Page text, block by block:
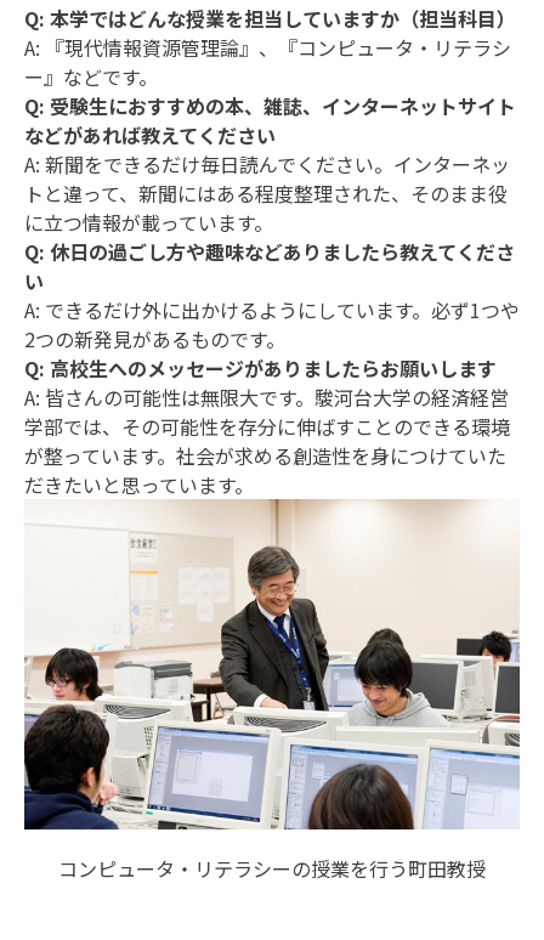
Q: 本学ではどんな授業を担当していますか（担当科目）
A: 『現代情報資源管理論』、『コンピュータ・リテラシ
ー』などです。
Q: 受験生におすすめの本、雑誌、インターネットサイト
などがあれば教えてください
A: 新聞をできるだけ毎日読んでください。インターネッ
トと違って、新聞にはある程度整理された、そのまま役
に立つ情報が載っています。
Q: 休日の過ごし方や趣味などありましたら教えてくださ
い
A: できるだけ外に出かけるようにしています。必ず1つや
2つの新発見があるものです。
Q: 高校生へのメッセージがありましたらお願いします
A: 皆さんの可能性は無限大です。駿河台大学の経済経営
学部では、その可能性を存分に伸ばすことのできる環境
が整っています。社会が求める創造性を身につけていた
だきたいと思っています。
コンピュータ・リテラシーの授業を行う町田教授